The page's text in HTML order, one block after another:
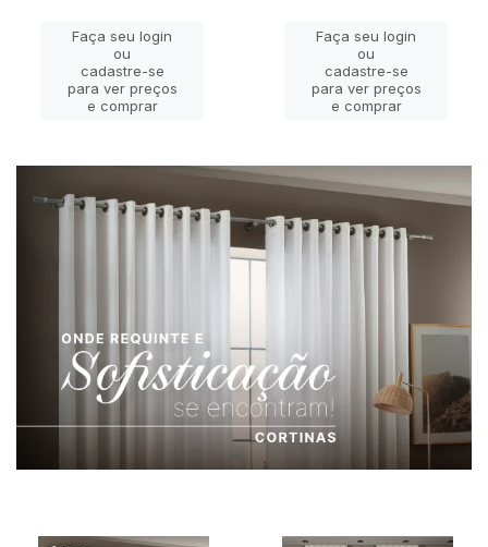
Faça seu login
ou
cadastre-se
para ver preços
e comprar
Faça seu login
ou
cadastre-se
para ver preços
e comprar